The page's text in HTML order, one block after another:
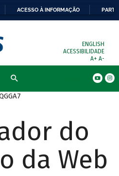
ACESSO À INFORMAÇÃO
ENGLISH
ACESSIBILIDADE
A+ A-
do
da Web